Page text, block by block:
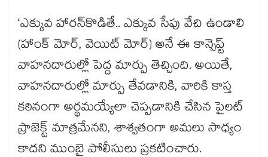
‘ఎక్కువ హారన్​కొడితే.. ఎక్కువ సేపు వేచి ఉండాలి
(హాంక్ మోర్, వెయిట్ మోర్) అనే ఈ కాన్సెప్ట్
వాహనదారుల్లో పెద్ద మార్పు తెచ్చింది. అయితే,
వాహనదారుల్లో మార్పు తేవడానికి, వారికి కాస్త
కఠినంగా అర్థమయ్యేలా చెప్పడానికి చేసిన పైలట్
ప్రాజెక్ట్ మాత్రమేనని, శాశ్వతంగా అమలు సాధ్యం
కాదని ముంబై పోలీసులు ప్రకటించారు.